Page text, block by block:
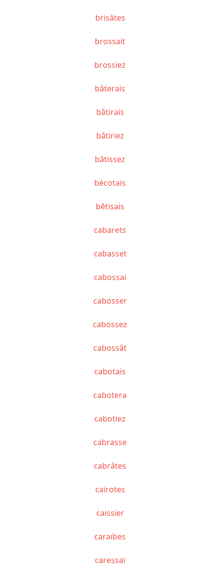
brisâtes
brossait
brossiez
bâterais
bâtirais
bâtiriez
bâtissez
bécotais
bêtisais
cabarets
cabasset
cabossai
cabosser
cabossez
cabossât
cabotais
cabotera
cabotiez
cabrasse
cabrâtes
cairotes
caissier
caraïbes
caressai